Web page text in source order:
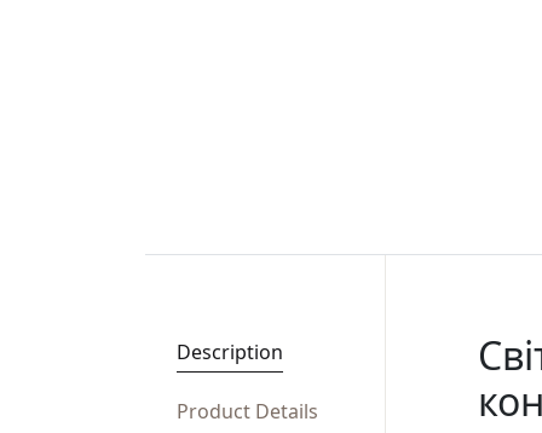
Description
Product Details